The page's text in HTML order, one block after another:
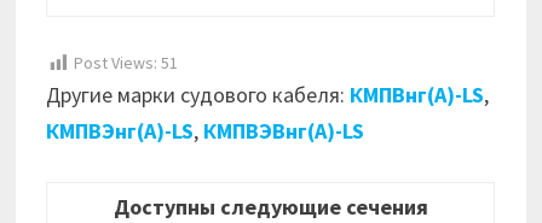
Post Views: 51
Другие марки судового кабеля: КМПВнг(А)-LS,
КМПВЭнг(А)-LS, КМПВЭВнг(А)-LS
Доступны следующие сечения